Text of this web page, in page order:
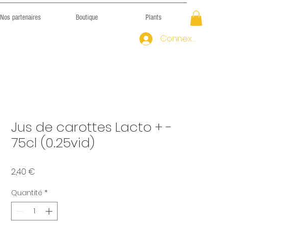
Nos partenaires Boutique Plants
Connexion
Jus de carottes Lacto + -
75cl (0.25vid)
2,40 €
Quantité *